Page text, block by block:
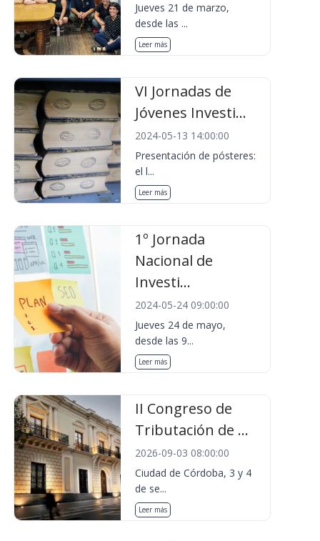
Jueves 21 de marzo,
desde las ...
Leer más
VI Jornadas de
Jóvenes Investi...
2024-05-13 14:00:00
Presentación de pósteres:
el l...
Leer más
1º Jornada
Nacional de
Investi...
2024-05-24 09:00:00
Jueves 24 de mayo,
desde las 9...
Leer más
II Congreso de
Tributación de ...
2026-09-03 08:00:00
Ciudad de Córdoba, 3 y 4
de se...
Leer más